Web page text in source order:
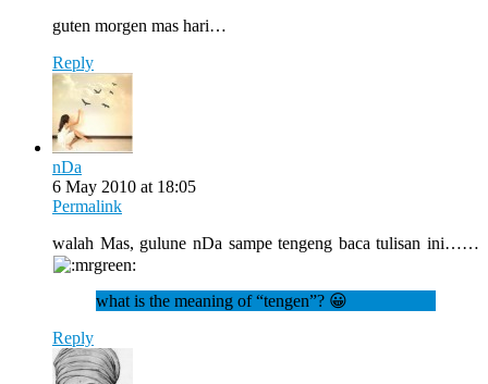
guten morgen mas hari…
Reply
nDa
6 May 2010 at 18:05
Permalink
walah Mas, gulune nDa sampe tengeng baca tulisan ini……
what is the meaning of “tengen”? 😀
Reply